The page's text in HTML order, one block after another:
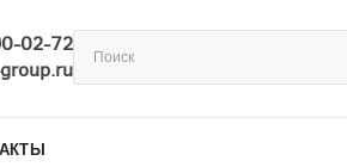
02-72